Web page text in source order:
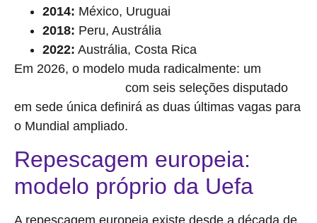
2014: México, Uruguai
2018: Peru, Austrália
2022: Austrália, Costa Rica
Em 2026, o modelo muda radicalmente: um
com seis seleções disputado
em sede única definirá as duas últimas vagas para
o Mundial ampliado.
Repescagem europeia:
modelo próprio da Uefa